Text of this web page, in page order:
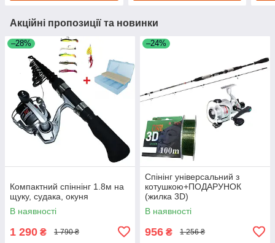
Акційні пропозиції та новинки
–28%
Компактний спіннінг 1.8м на
щуку, судака, окуня
В наявності
1 290 ₴ 1 790 ₴
–24%
Спінінг універсальний з
котушкою+ПОДАРУНОК
(жилка 3D)
В наявності
956 ₴ 1 256 ₴